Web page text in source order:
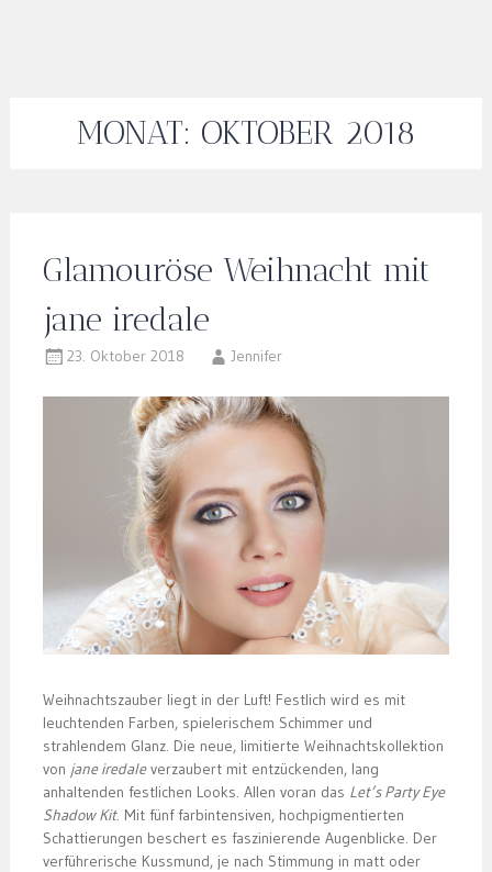
MONAT: OKTOBER 2018
Glamouröse Weihnacht mit
jane iredale
23. Oktober 2018 Jennifer
Weihnachtszauber liegt in der Luft! Festlich wird es mit
leuchtenden Farben, spielerischem Schimmer und
strahlendem Glanz. Die neue, limitierte Weihnachtskollektion
von jane iredaleverzaubert mit entzückenden, lang
anhaltenden festlichen Looks. Allen voran das Let’s Party Eye
Shadow Kit. Mit fünf farbintensiven, hochpigmentierten
Schattierungen beschert es faszinierende Augenblicke. Der
verführerische Kussmund, je nach Stimmung in matt oder